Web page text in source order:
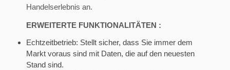
Handelserlebnis an.
ERWEITERTE FUNKTIONALITÄTEN :
Echtzeitbetrieb: Stellt sicher, dass Sie immer dem
Markt voraus sind mit Daten, die auf den neuesten
Stand sind.